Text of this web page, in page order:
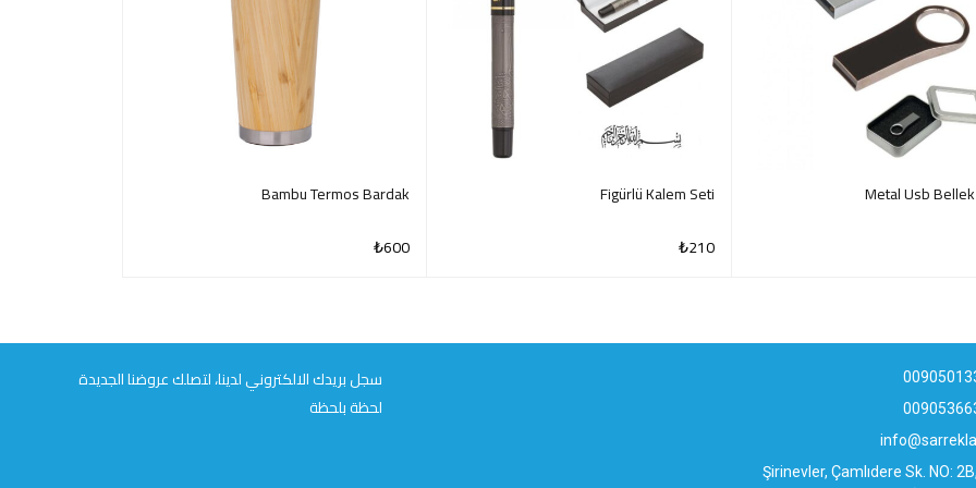
Metal Usb
Figürlü Kalem Seti
₺210
Bambu Termos Bardak
₺600
Şirinevler, Çamlıdere Sk. NO:
سجل بريدك الالكتروني لدينا، لتصلك عروضنا الجديدة
لحظة بلحظة